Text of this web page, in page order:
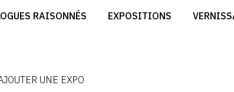
RAISONNÉS EXPOSITIONS
CRÉER SON CATALOGUE D'EXPO
UNE EXPO